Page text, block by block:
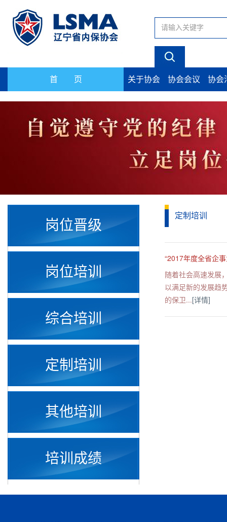
首 页 关于协会 协会会议 协会
岗位晋级
岗位培训
综合培训
定制培训
其他培训
培训成绩
定制培训
“2017年度全省企
随着社会高速发展
以满足新的发展趋
的保卫...[详情]